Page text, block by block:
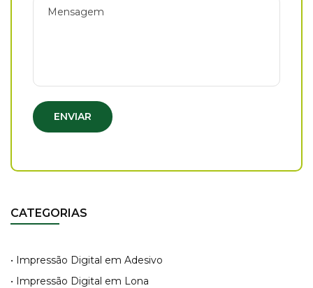
ENVIAR
CATEGORIAS
• Impressão Digital em Adesivo
• Impressão Digital em Lona